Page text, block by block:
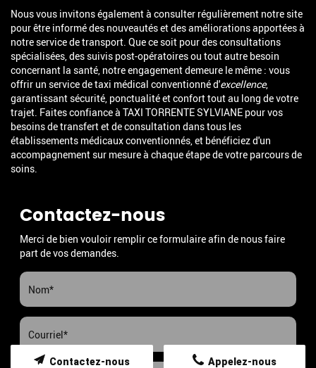
Nous vous invitons également à consulter régulièrement notre site
pour être informé des nouveautés et des améliorations apportées à
notre service de transport. Que ce soit pour des consultations
spécialisées, des suivis post-opératoires ou tout autre besoin
concernant la santé, notre engagement demeure le même : vous
offrir un service de taxi médical conventionné d'excellence,
garantissant sécurité, ponctualité et confort tout au long de votre
trajet. Faites confiance à TAXI TORRENTE SYLVIANE pour vos
besoins de transfert et de consultation dans tous les
établissements médicaux conventionnés, et bénéficiez d'un
accompagnement sur mesure à chaque étape de votre parcours de
soins.
Contactez-nous
Merci de bien vouloir remplir ce formulaire afin de nous faire
part de vos demandes.
Appelez-nous
Contactez-nous